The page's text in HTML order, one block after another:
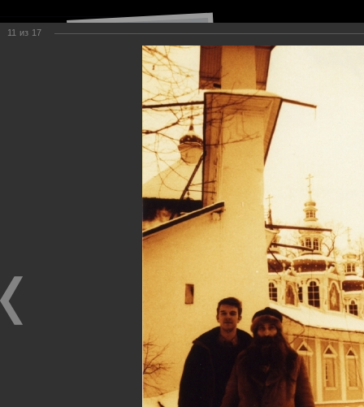
Навигация по сайту
11 из 17